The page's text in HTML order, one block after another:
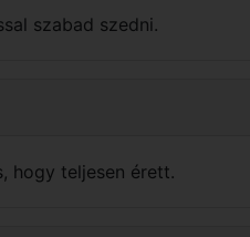
szabad szedni.
hogy teljesen érett.